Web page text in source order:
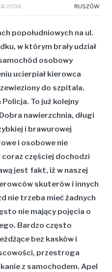
2008 RUSZÓW
popołudniowych na ul.
w którym brały udział
osobowy
ucierpiał kierowca
do szpitala.
To już kolejny
nawierzchnia, długi
i brawurowej
i osobowe nie
częściej dochodzi
jest fakt, iż w naszej
skuterów i innych
nie trzeba mieć żadnych
nie mający pojęcia o
Bardzo często
bez kasków i
przestroga
z samochodem. Apel